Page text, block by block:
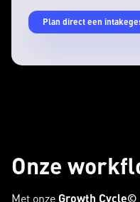
Plan direct een
Onze
Met onze Growth Cycle©